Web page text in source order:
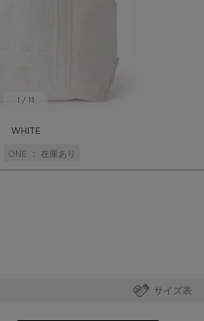
1 / 11
WHITE
ONE 在庫あり
サイズ表